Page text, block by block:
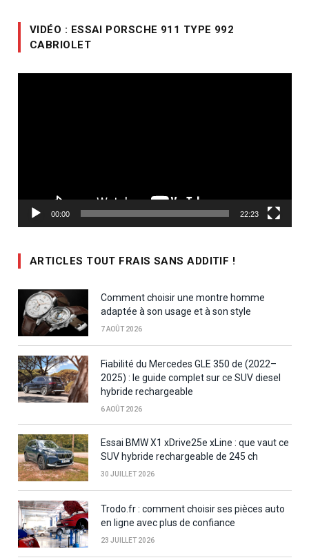
VIDÉO : ESSAI PORSCHE 911 TYPE 992
CABRIOLET
00:00 22:23
ARTICLES TOUT FRAIS SANS ADDITIF !
Comment choisir une montre homme
adaptée à son usage et à son style
7 AOÛT 2026
Fiabilité du Mercedes GLE 350 de (2022–
2025) : le guide complet sur ce SUV diesel
hybride rechargeable
6 AOÛT 2026
Essai BMW X1 xDrive25e xLine : que vaut ce
SUV hybride rechargeable de 245 ch
30 JUILLET 2026
Trodo.fr : comment choisir ses pièces auto
en ligne avec plus de confiance
23 JUILLET 2026